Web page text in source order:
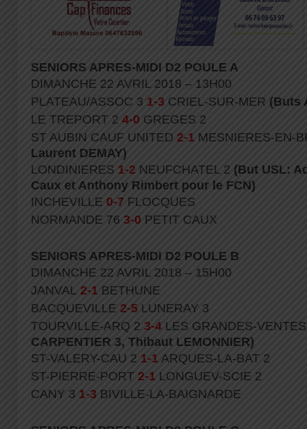
SENIORS APRES-MIDI D2 POULE A
DIMANCHE 22 AVRIL 2018 – 13H00
PLATEAU/ASSOC 3 1-3 CRIEL-SUR-MER (Buts
LE TREPORT 2 4-0 GREGES 2
ST AUBIN CAUF UNITED 2-1 MESNIERES-EN-
Laurent DEMAY)
LONDINIERES 1-2 NEUFCHATEL 2 (But USL:
Caux et Anthony Rimbert pour le FCN)
INCHEVILLE 0-7 FLOCQUES
NORMANDE 76 3-0 PETIT CAUX
SENIORS APRES-MIDI D2 POULE B
DIMANCHE 22 AVRIL 2018 – 15H00
JANVAL 2-1 BETHUNE
BACQUEVILLE 2-5 LUNERAY 3
TOURVILLE-ARQ 2 3-4 LES GRANDES-
CARPENTIER 3, Thibaut LEMONNIER)
ST-VALERY-CAU 2 1-1 ARQUES-LA-BAT 2
ST-PIERRE-PORT 2-1 LONGUEV-SCIE 2
CANY 3 1-3 BIVILLE-LA-BAIGNARDE